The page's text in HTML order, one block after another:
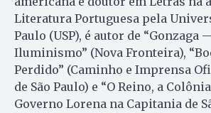
Literatura Portuguesa pela
Paulo (USP), é autor de “Gonzaga
Iluminismo” (Nova Fronteira),
Perdido” (Caminho e Imprensa
de São Paulo) e “O Reino, a
Governo Lorena na Capitania de